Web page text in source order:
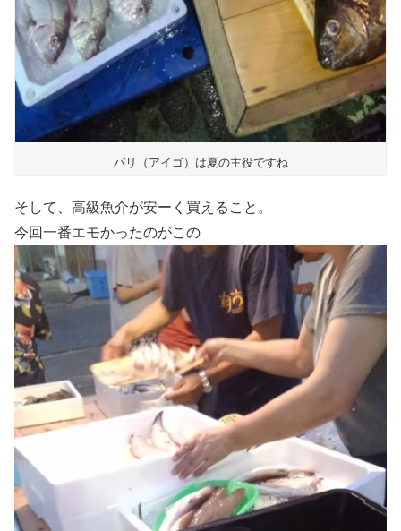
バリ（アイゴ）は夏の主役ですね
そして、高級魚介が安ーく買えること。
今回一番エモかったのがこの